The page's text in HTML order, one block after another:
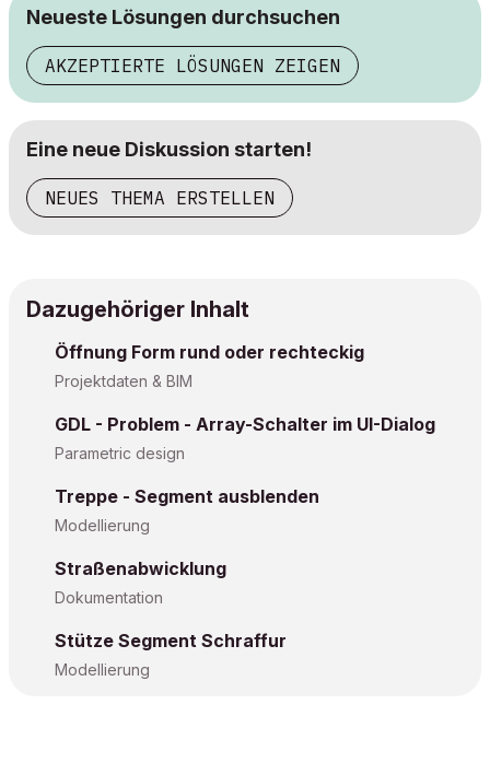
Neueste Lösungen durchsuchen
AKZEPTIERTE LÖSUNGEN ZEIGEN
Eine neue Diskussion starten!
NEUES THEMA ERSTELLEN
Dazugehöriger Inhalt
Öffnung Form rund oder rechteckig
Projektdaten & BIM
GDL - Problem - Array-Schalter im UI-Dialog
Parametric design
Treppe - Segment ausblenden
Modellierung
Straßenabwicklung
Dokumentation
Stütze Segment Schraffur
Modellierung